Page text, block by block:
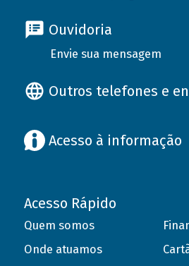
Ouvidoria
Envie sua mensagem
Outros telefones e
Acesso à informação
Acesso Rápido
Quem somos
Onde atuamos